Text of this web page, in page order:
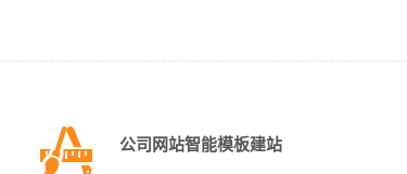
公司网站智能模板建站